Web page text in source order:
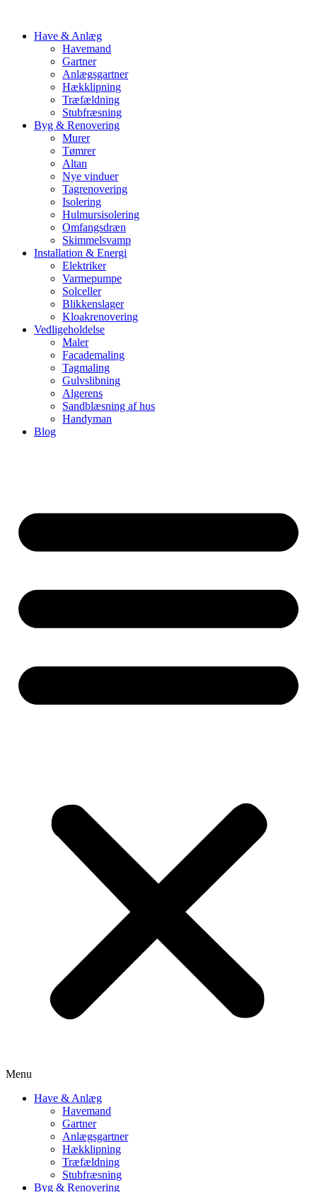
Have & Anlæg
Havemand
Gartner
Anlægsgartner
Hækklipning
Træfældning
Stubfræsning
Byg & Renovering
Murer
Tømrer
Altan
Nye vinduer
Tagrenovering
Isolering
Hulmursisolering
Omfangsdræn
Skimmelsvamp
Installation & Energi
Elektriker
Varmepumpe
Solceller
Blikkenslager
Kloakrenovering
Vedligeholdelse
Maler
Facademaling
Tagmaling
Gulvslibning
Algerens
Sandblæsning af hus
Handyman
Blog
Menu
Have & Anlæg
Havemand
Gartner
Anlægsgartner
Hækklipning
Træfældning
Stubfræsning
Byg & Renovering